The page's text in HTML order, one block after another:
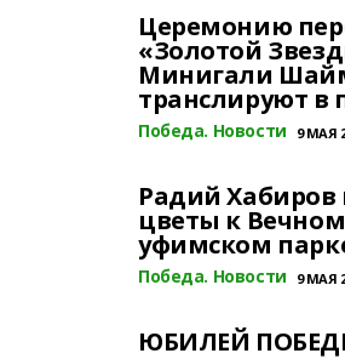
Церемонию
«Золотой
Минигали
транслируют в
Победа. Новости 9 МАЯ
Радий Хабиров
цветы к
уфимском
Победа. Новости 9 МАЯ
ЮБИЛЕЙ